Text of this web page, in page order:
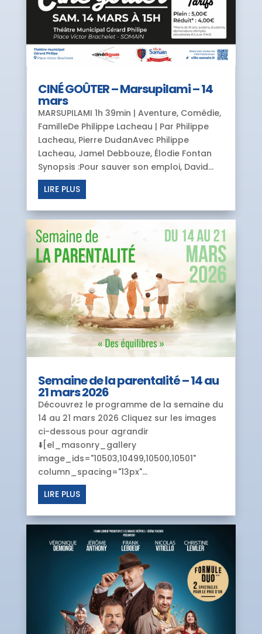
CINÉ GOÛTER – Marsupilami – 14
mars
MARSUPILAMI 1h 39min | Aventure, Comédie,
FamilleDe Philippe Lacheau | Par Philippe
Lacheau, Pierre DudanAvec Philippe
Lacheau, Jamel Debbouze, Élodie Fontan
Synopsis :Pour sauver son emploi, David...
LIRE PLUS
Semaine de la parentalité – 14 au
21 mars 2026
Découvrez le programme de la semaine du
14 au 21 mars 2026 Cliquez sur les images
ci-dessous pour agrandir
⬇️[el_masonry_gallery
image_ids="10503,10499,10500,10501"
column_spacing="13px"...
LIRE PLUS